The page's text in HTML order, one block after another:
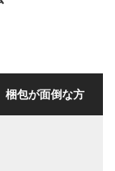
梱包が面倒な方